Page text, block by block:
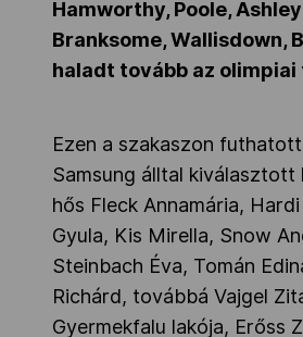
Adatbank
Hamworthy, Poole,
Branksome, Wallisdown,
haladt tovább az
Ezen a szakaszon
Samsung álltal kiválasztott
hős Fleck Annamária,
Gyula, Kis Mirella, Snow
Steinbach Éva, Tomán
Richárd, továbbá Vajgel
Gyermekfalu lakója, Erőss